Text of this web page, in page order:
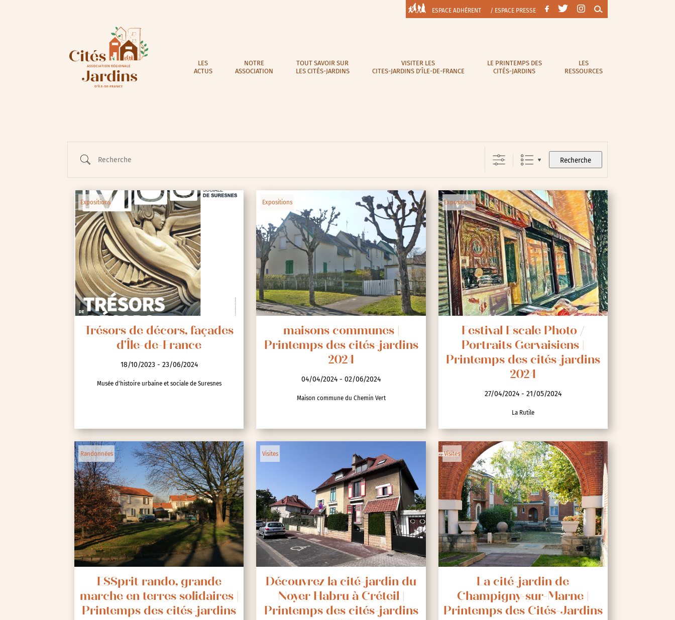
ESPACE ADHÉRENT / ESPACE PRESSE
LES
ACTUS
NOTRE
ASSOCIATION
TOUT SAVOIR SUR
LES CITÉS-JARDINS
VISITER LES
CITES-JARDINS D’ÎLE-DE-FRANCE
LE PRINTEMPS DES
CITÉS-JARDINS
LES
RESSOURCES
Recherche
Expositions
Trésors de décors, façades
d'Île-de-France
18/10/2023 - 23/06/2024
Musée d'histoire urbaine et sociale de Suresnes
Expositions
maisons communes |
Printemps des cités-jardins
2024
04/04/2024 - 02/06/2024
Maison commune du Chemin Vert
Expositions
Festival Escale Photo /
Portraits Gervaisiens |
Printemps des cités-jardins
2024
27/04/2024 - 21/05/2024
La Rutile
Randonnées
ESSprit rando, grande
marche en terres solidaires |
Printemps des cités-jardins
Visites
Découvrez la cité-jardin du
Noyer Habru à Créteil |
Printemps des cités-jardins
Visites
La cité-jardin de
Champigny-sur-Marne |
Printemps des Cités-Jardins